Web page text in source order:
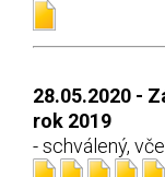
28.05.2020 -
rok 2019
- schválený,